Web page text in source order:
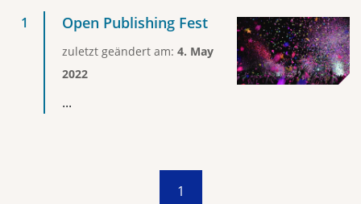
Open Publishing Fest
zuletzt geändert am: 4. May
2022
...
1